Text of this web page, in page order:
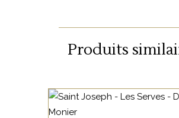
Produits